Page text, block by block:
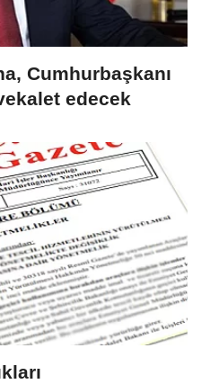
Cumhurbaşkanı
edecek